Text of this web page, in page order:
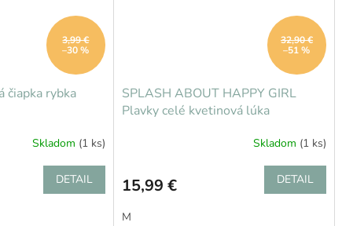
3,99 €
–30 %
čiapka rybka
Skladom (1 ks)
DETAIL
32,90 €
–51 %
SPLASH ABOUT HAPPY GIRL
Plavky celé kvetinová lúka
Skladom (1 ks)
15,99 € DETAIL
M